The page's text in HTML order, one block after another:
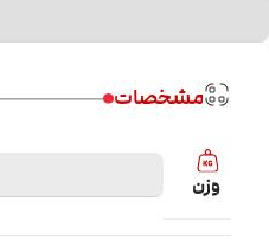
مشخصات
وزن